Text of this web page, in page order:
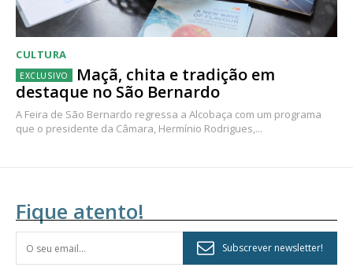
CULTURA
Maçã, chita e tradição em
destaque no São Bernardo
A Feira de São Bernardo regressa a Alcobaça com um programa
que o presidente da Câmara, Hermínio Rodrigues,...
Fique atento!
Subscrever newsletter!